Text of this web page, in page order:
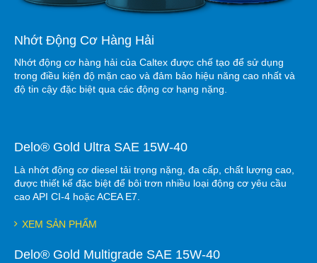
Nhớt Động Cơ Hàng Hải
Nhớt động cơ hàng hải của Caltex được chế tạo để sử dụng
trong điều kiện độ mặn cao và đảm bảo hiệu năng cao nhất và
độ tin cậy đặc biệt qua các động cơ hạng nặng.
Delo® Gold Ultra SAE 15W-40
Là nhớt động cơ diesel tải trọng nặng, đa cấp, chất lượng cao,
được thiết kế đặc biệt để bôi trơn nhiều loại động cơ yêu cầu
cao API CI-4 hoặc ACEA E7.
XEM SẢN PHẨM
Delo® Gold Multigrade SAE 15W-40